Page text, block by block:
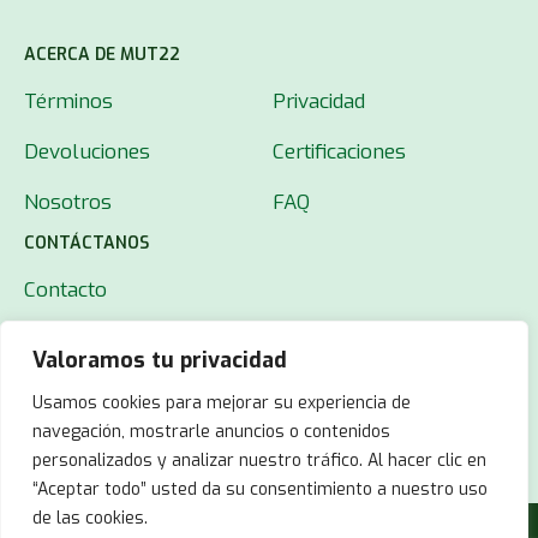
Valoramos tu privacidad
Usamos cookies para mejorar su experiencia de
navegación, mostrarle anuncios o contenidos
personalizados y analizar nuestro tráfico. Al hacer clic en
“Aceptar todo” usted da su consentimiento a nuestro uso
de las cookies.
ACERCA DE MUT22
Términos
Privacidad
Devoluciones
Certificaciones
Nosotros
FAQ
CONTÁCTANOS
Contacto